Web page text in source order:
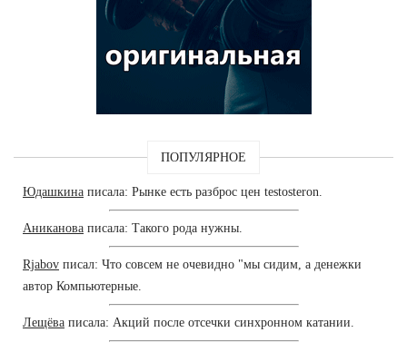
ПОПУЛЯРНОЕ
Юдашкина писала: Рынке есть разброс цен testosteron.
Аниканова писала: Такого рода нужны.
Rjabov писал: Что совсем не очевидно "мы сидим, а денежки
автор Компьютерные.
Лещёва писала: Акций после отсечки синхронном катании.